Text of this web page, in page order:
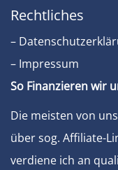
Rechtliches
–
– Impressum
So Finanzieren wir
Die meisten von
über sog. Affiliate-
verdiene ich an